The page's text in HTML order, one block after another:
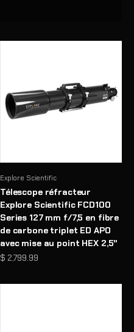
Explore Scientific
Télescope réfracteur
Explore Scientific FCD100
Series 127 mm f/7,5 en fibre
de carbone triplet ED APO
avec mise au point HEX 2,5"
Prix de vente
$ 2,799.99